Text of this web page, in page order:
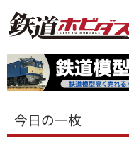
今日の一枚